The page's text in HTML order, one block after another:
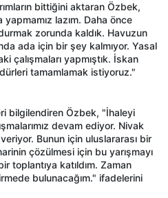
bittiğini aktaran Özbek,
lazım. Daha önce
zorunda kaldık. Havuzun
ada için bir şey kalmıyor. Yasal
çalışmaları yapmıştık. İskan
tamamlamak istiyoruz."
bilgilendiren Özbek, "İhaleyi
devam ediyor. Nivak
Bunun için uluslararası bir
çözülmesi için bu yarışmayı
toplantıya katıldım. Zaman
bulunacağım." ifadelerini